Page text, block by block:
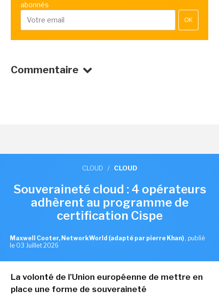
abonnés
OK
Commentaire
CLOUD / CLOUD
Souveraineté cloud : 4 opérateurs
adhèrent au programme de
certification Cispe
Maxwell Cooter, NetworkWorld (adapté par pierre Khan) , publié
le 03 Juillet 2026
La volonté de l'Union européenne de mettre en
place une forme de souveraineté